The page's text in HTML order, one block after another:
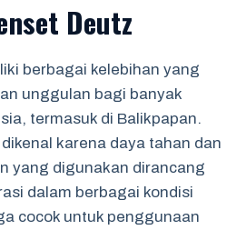
Deutz
berbagai kelebihan yang
unggulan bagi banyak
termasuk di Balikpapan.
karena daya tahan dan
yang digunakan dirancang
dalam berbagai kondisi
cocok untuk penggunaan